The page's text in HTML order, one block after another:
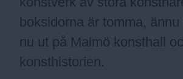
boksidorna är tomma,
nu ut på Malmö konsthall
konsthistorien.